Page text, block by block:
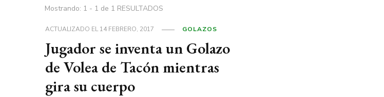
Mostrando: 1 - 1 de 1 RESULTADOS
ACTUALIZADO EL14 FEBRERO, 2017 GOLAZOS
Jugador se inventa un Golazo
de Volea de Tacón mientras
gira su cuerpo